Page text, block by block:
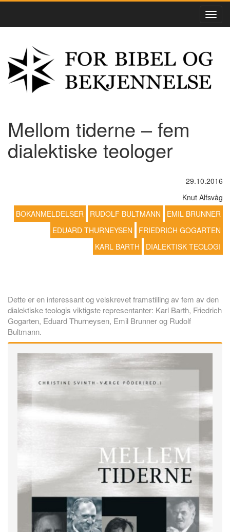
Mellom tiderne – fem
dialektiske teologer
29.10.2016
Knut Alfsvåg
BOKANMELDELSER
RUDOLF BULTMANN
EMIL BRUNNER
EDUARD THURNEYSEN
FRIEDRICH GOGARTEN
KARL BARTH
DIALEKTISK TEOLOGI
Dette er en interessant og velskrevet framstilling av fem av den
dialektiske teologis viktigste representanter: Karl Barth, Friedrich
Gogarten, Eduard Thurneysen, Emil Brunner og Rudolf
Bultmann.